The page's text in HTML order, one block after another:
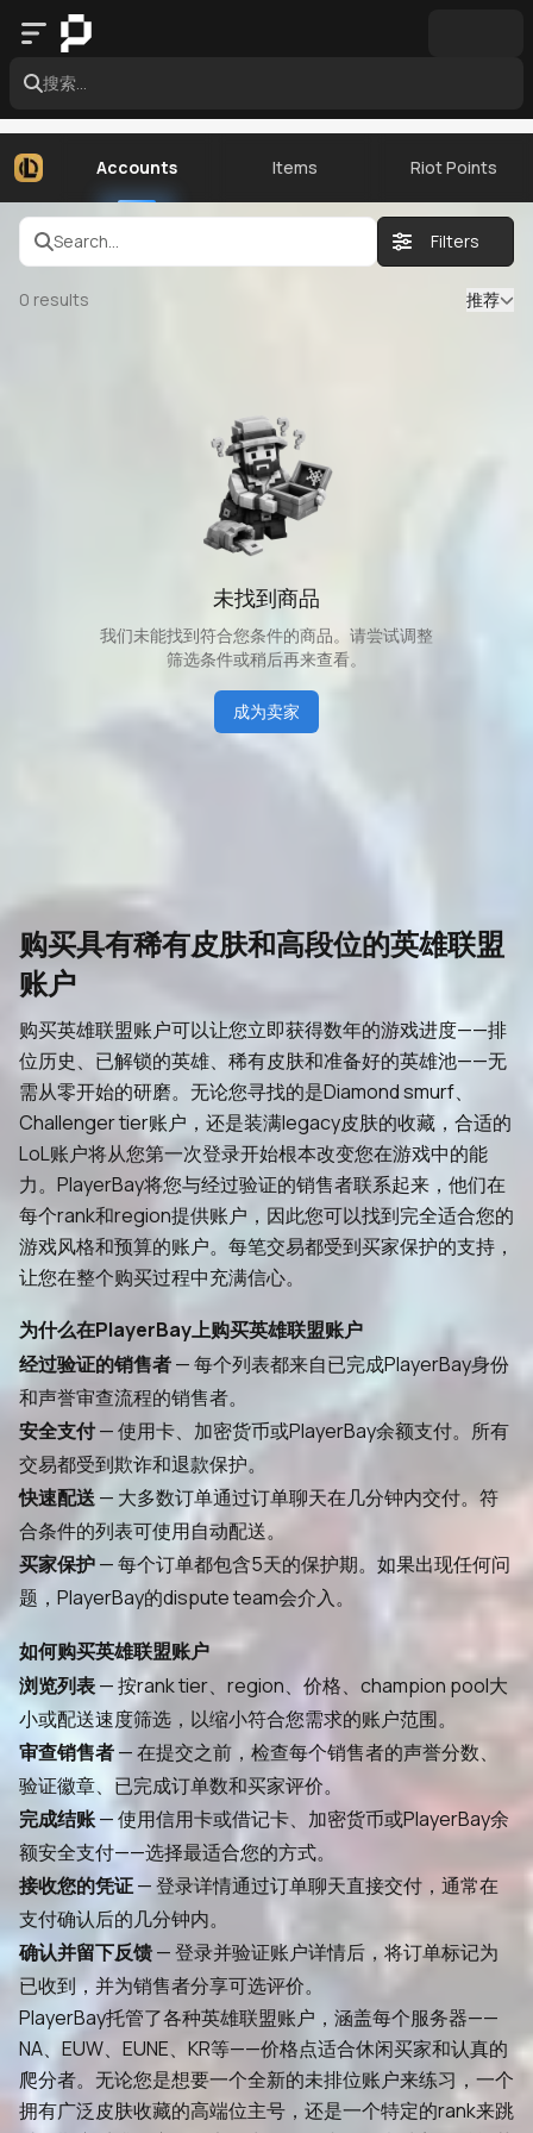
搜索...
Accounts Items Riot Points
Search... Filters
0 results 推荐
未找到商品
我们未能找到符合您条件的商品。请尝试调整
筛选条件或稍后再来查看。
成为卖家
购买具有稀有皮肤和高段位的英雄联盟
账户
购买英雄联盟账户可以让您立即获得数年的游戏进度——排
位历史、已解锁的英雄、稀有皮肤和准备好的英雄池——无
需从零开始的研磨。无论您寻找的是Diamond smurf、
Challenger tier账户，还是装满legacy皮肤的收藏，合适的
LoL账户将从您第一次登录开始根本改变您在游戏中的能
力。PlayerBay将您与经过验证的销售者联系起来，他们在
每个rank和region提供账户，因此您可以找到完全适合您的
游戏风格和预算的账户。每笔交易都受到买家保护的支持，
让您在整个购买过程中充满信心。
为什么在PlayerBay上购买英雄联盟账户
经过验证的销售者— 每个列表都来自已完成PlayerBay身份
和声誉审查流程的销售者。
安全支付— 使用卡、加密货币或PlayerBay余额支付。所有
交易都受到欺诈和退款保护。
快速配送— 大多数订单通过订单聊天在几分钟内交付。符
合条件的列表可使用自动配送。
买家保护— 每个订单都包含5天的保护期。如果出现任何问
题，PlayerBay的dispute team会介入。
如何购买英雄联盟账户
浏览列表— 按rank tier、region、价格、champion pool大
小或配送速度筛选，以缩小符合您需求的账户范围。
审查销售者— 在提交之前，检查每个销售者的声誉分数、
验证徽章、已完成订单数和买家评价。
完成结账— 使用信用卡或借记卡、加密货币或PlayerBay余
额安全支付——选择最适合您的方式。
接收您的凭证— 登录详情通过订单聊天直接交付，通常在
支付确认后的几分钟内。
确认并留下反馈— 登录并验证账户详情后，将订单标记为
已收到，并为销售者分享可选评价。
PlayerBay托管了各种英雄联盟账户，涵盖每个服务器——
NA、EUW、EUNE、KR等——价格点适合休闲买家和认真的
爬分者。无论您是想要一个全新的未排位账户来练习，一个
拥有广泛皮肤收藏的高端位主号，还是一个特定的rank来跳